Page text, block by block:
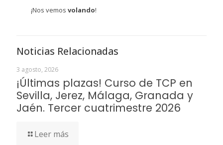
¡Nos vemos volando!
Noticias Relacionadas
3 agosto, 2026
¡Últimas plazas! Curso de TCP en
Sevilla, Jerez, Málaga, Granada y
Jaén. Tercer cuatrimestre 2026
Leer más